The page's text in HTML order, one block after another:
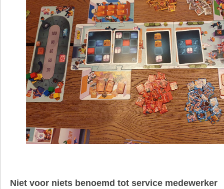
Niet voor niets benoemd tot service medewerker